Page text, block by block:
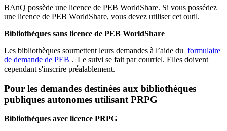
BAnQ possède une licence de PEB WorldShare. Si vous possédez
une licence de PEB WorldShare, vous devez utiliser cet outil.
Bibliothèques sans licence de PEB WorldShare
Les bibliothèques soumettent leurs demandes à l’aide du formulaire
de demande de PEB . Le suivi se fait par courriel. Elles doivent
cependant s'inscrire préalablement.
Pour les demandes destinées aux bibliothèques
publiques autonomes utilisant PRPG
Bibliothèques avec licence PRPG